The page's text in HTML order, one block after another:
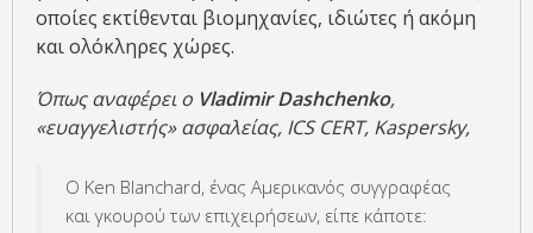
οποίες εκτίθενται βιομηχανίες, ιδιώτες ή ακόμη
και ολόκληρες χώρες.
Όπως αναφέρει ο Vladimir Dashchenko,
«ευαγγελιστής» ασφαλείας, ICS CERT, Kaspersky,
Ο Ken Blanchard, ένας Αμερικανός συγγραφέας
και γκουρού των επιχειρήσεων, είπε κάποτε: